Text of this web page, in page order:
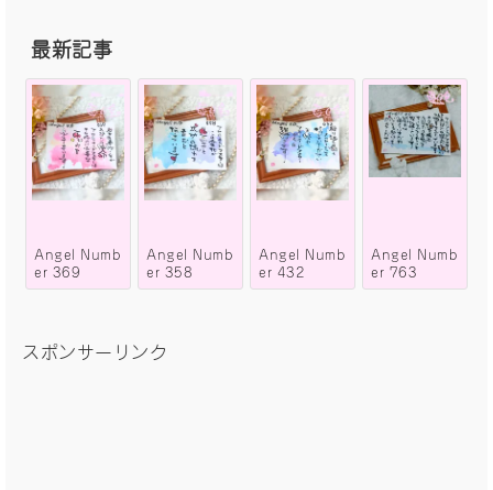
最新記事
Angel Numb
er 369
Angel Numb
er 358
Angel Numb
er 432
Angel Numb
er 763
スポンサーリンク